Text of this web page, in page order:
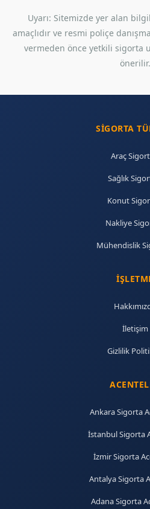
Uyarı: Sitemizde yer alan
amaçlıdır ve resmi poliçe
vermeden önce yetkili sigorta
önerilir.
SIGORTA
Araç
Sağlık
Konut
Nakliye
Mühendislik
İletişim
Gizlilik
Ankara Sigorta
İstanbul Sigorta
İzmir Sigorta
Antalya Sigorta
Adana Sigorta